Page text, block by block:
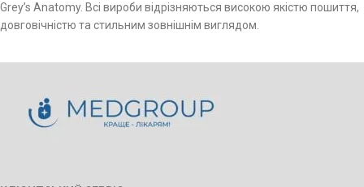
Grey’s Anatomy. Всі вироби відрізняються високою якістю пошиття,
довговічністю та стильним зовнішнім виглядом.